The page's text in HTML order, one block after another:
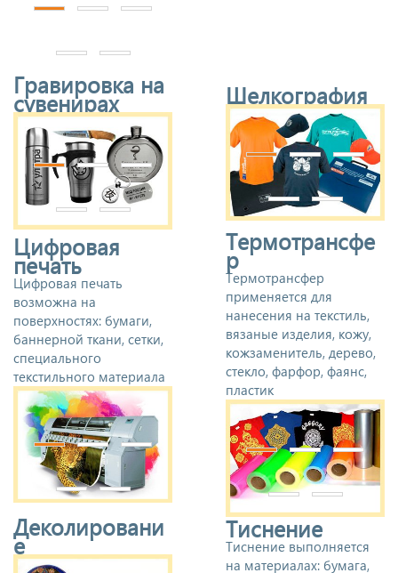
Гравировка на
сувенирах Шелкография
Цифровая
печать
Цифровая печать
возможна на
поверхностях: бумаги,
баннерной ткани, сетки,
специального
текстильного материала
Термотрансфе
р
Термотрансфер
применяется для
нанесения на текстиль,
вязаные изделия, кожу,
кожзаменитель, дерево,
стекло, фарфор, фаянс,
пластик
Деколировани
е
Тиснение
Тиснение выполняется
на материалах: бумага,